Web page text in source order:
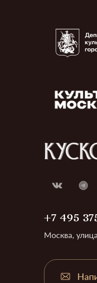
+7 495
Москва,